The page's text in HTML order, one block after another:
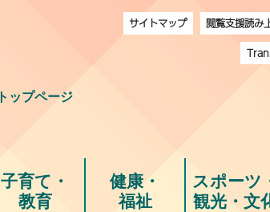
トップページ
サイトマップ 閲覧支援読み
子育て・
教育
健康・
福祉
スポーツ
観光・文